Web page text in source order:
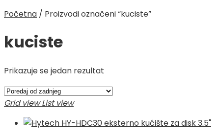
Početna / Proizvodi označeni “kuciste”
kuciste
Prikazuje se jedan rezultat
Grid view List view